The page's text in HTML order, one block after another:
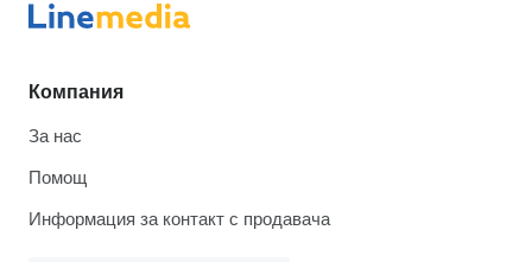
Компания
За нас
Помощ
Информация за контакт с продавача